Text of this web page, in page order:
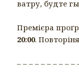
ватру, будте
Премієра
20:00.
– – – – – – – – – –